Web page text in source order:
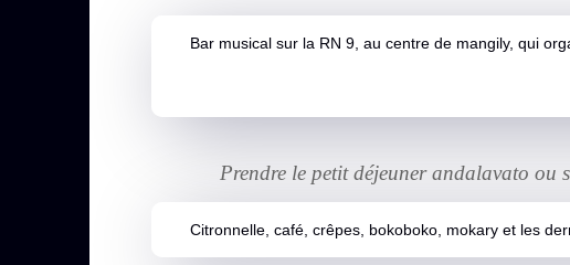
Bar musical sur la RN 9, au centre de mangily, qui
Prendre le petit déjeuner andalavato
Citronnelle, café, crêpes, bokoboko, mokary et les